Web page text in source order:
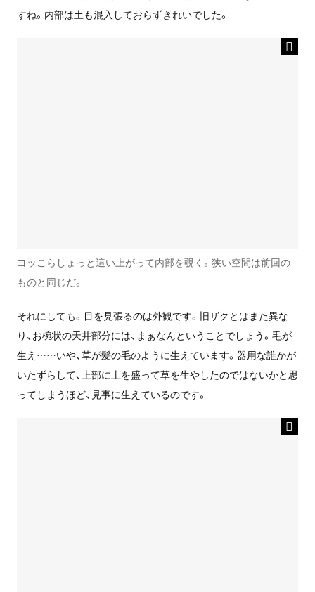
すね。内部は土も混入しておらずきれいでした。
ヨッこらしょっと這い上がって内部を覗く。狭い空間は前回の
ものと同じだ。
それにしても。目を見張るのは外観です。旧ザクとはまた異な
り、お椀状の天井部分には、まぁなんということでしょう。毛が
生え……いや、草が髪の毛のように生えています。器用な誰かが
いたずらして、上部に土を盛って草を生やしたのではないかと思
ってしまうほど、見事に生えているのです。